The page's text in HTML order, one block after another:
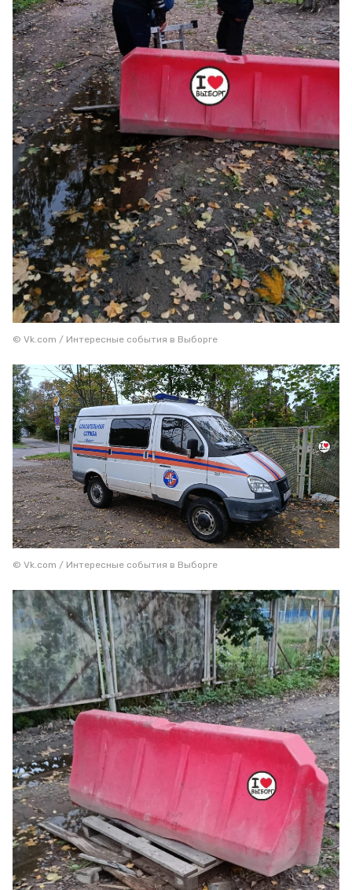
© Vk.com / Интересные события в Выборге
© Vk.com / Интересные события в Выборге